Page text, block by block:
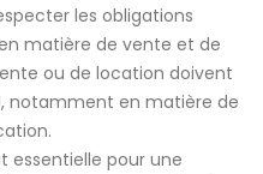
les obligations
matière de vente et de
ou de location doivent
notamment en matière de
essentielle pour une